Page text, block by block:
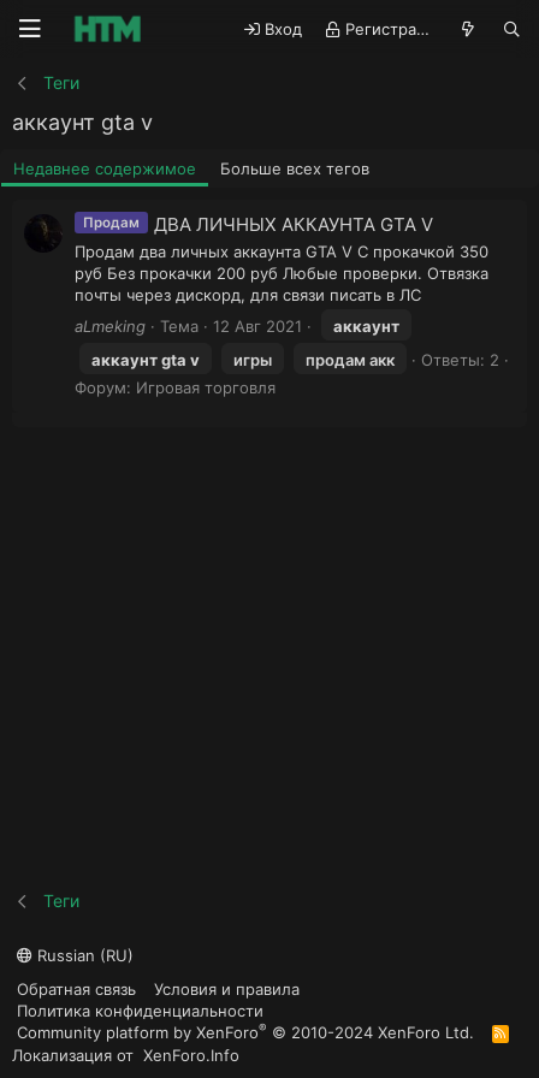
Вход Регистрация
Теги
аккаунт gta v
Недавнее содержимое Больше всех тегов
Продам ДВА ЛИЧНЫХ АККАУНТА GTA V
Продам два личных аккаунта GTA V С прокачкой 350
руб Без прокачки 200 руб Любые проверки. Отвязка
почты через дискорд, для связи писать в ЛС
aLmeking
Тема 12 Авг 2021
аккаунт
аккаунтgta v игры продам акк
Ответы: 2
Форум: Игровая торговля
Теги
Russian (RU)
Обратная связь
Условия и правила
Политика конфиденциальности
Community platform by XenForo® © 2010-2024 XenForo Ltd.
R
S
Локализация от XenForo.Info